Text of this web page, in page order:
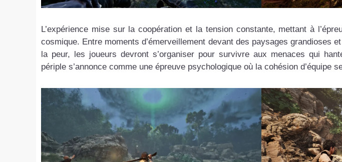
L’expérience mise sur la coopération et la tension constante, mettant à
cosmique. Entre moments d’émerveillement devant des paysages grandioses
la peur, les joueurs devront s’organiser pour survivre aux menaces qui
périple s’annonce comme une épreuve psychologique où la cohésion d’équipe